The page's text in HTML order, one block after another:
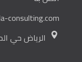
consulting.com
الرياض حي